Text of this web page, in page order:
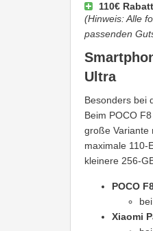
110€
(Hinweis: Alle
passenden
Ultra
Besonders bei
Beim POCO
große Variante
maximale 110-
kleinere 256-
POCO
bei
Xiaomi